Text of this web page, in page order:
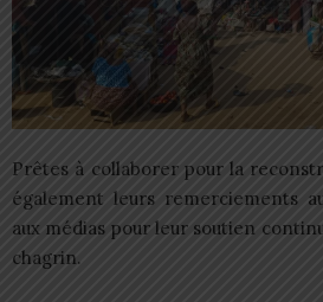
Prêtes à collaborer pour la
également leurs remerciements
aux médias pour leur soutien
chagrin.